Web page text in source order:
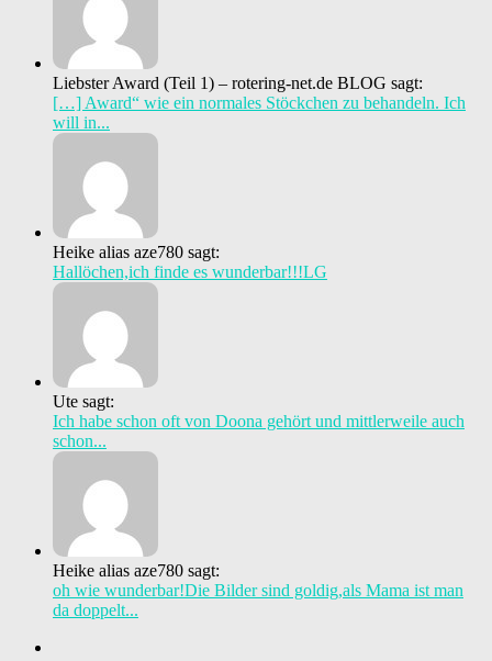
Liebster Award (Teil 1) – rotering-net.de BLOG sagt:
[…] Award“ wie ein normales Stöckchen zu behandeln. Ich
will in...
Heike alias aze780 sagt:
Hallöchen,ich finde es wunderbar!!!LG
Ute sagt:
Ich habe schon oft von Doona gehört und mittlerweile auch
schon...
Heike alias aze780 sagt:
oh wie wunderbar!Die Bilder sind goldig,als Mama ist man
da doppelt...